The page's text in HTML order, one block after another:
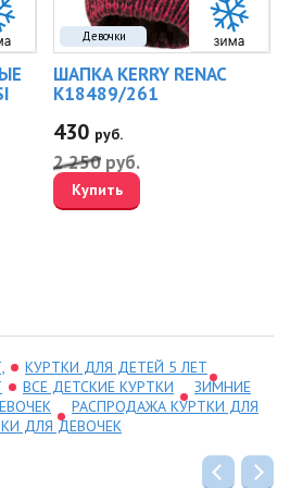
Девочки
ШАПКА KERRY RENAC
K18489/261
430 руб.
2 250 руб.
Купить
КУРТКИ ДЛЯ ДЕТЕЙ 5 ЛЕТ
ВСЕ ДЕТСКИЕ КУРТКИ
ЗИМНИЕ
РАСПРОДАЖА КУРТКИ ДЛЯ
ДЛЯ ДЕВОЧЕК